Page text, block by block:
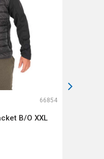
66854
B/O XXL